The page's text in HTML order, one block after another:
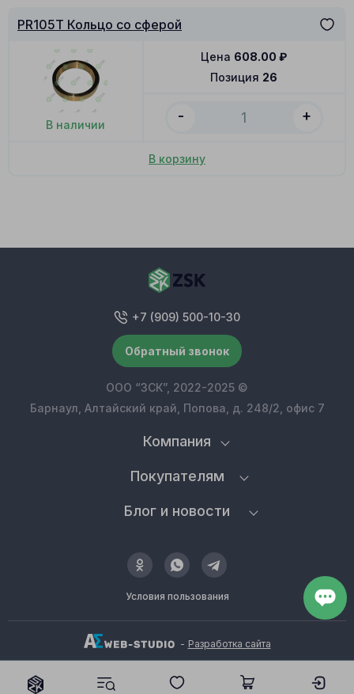
PR105T Кольцо со сферой
В наличии
Позиция 26
Цена 608.00 ₽
- +
В корзину
Условия пользования
Компания
Покупателям
Блог и новости
+7 (909) 500-10-30
Обратный звонок
ООО “ЗСК”, 2022-2025 ©
Барнаул, Алтайский край, Попова, д. 248/2, офис 7
- Разработка сайта